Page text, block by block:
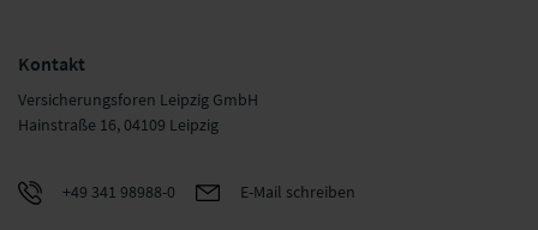
Kontakt
Versicherungsforen Leipzig GmbH
Hainstraße 16, 04109 Leipzig
+49 341 98988-0 E-Mail schreiben